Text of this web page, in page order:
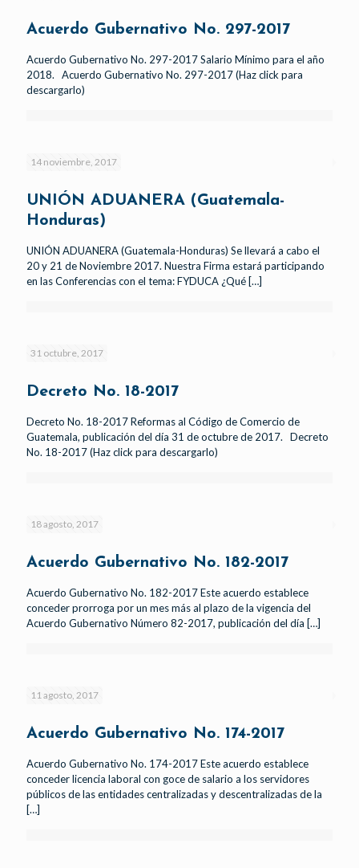
Acuerdo Gubernativo No. 297-2017
Acuerdo Gubernativo No. 297-2017 Salario Mínimo para el año
2018. Acuerdo Gubernativo No. 297-2017 (Haz click para
descargarlo)
14 noviembre, 2017
UNIÓN ADUANERA (Guatemala-
Honduras)
UNIÓN ADUANERA (Guatemala-Honduras) Se llevará a cabo el
20 y 21 de Noviembre 2017. Nuestra Firma estará participando
en las Conferencias con el tema: FYDUCA ¿Qué […]
31 octubre, 2017
Decreto No. 18-2017
Decreto No. 18-2017 Reformas al Código de Comercio de
Guatemala, publicación del día 31 de octubre de 2017. Decreto
No. 18-2017 (Haz click para descargarlo)
18 agosto, 2017
Acuerdo Gubernativo No. 182-2017
Acuerdo Gubernativo No. 182-2017 Este acuerdo establece
conceder prorroga por un mes más al plazo de la vigencia del
Acuerdo Gubernativo Número 82-2017, publicación del día […]
11 agosto, 2017
Acuerdo Gubernativo No. 174-2017
Acuerdo Gubernativo No. 174-2017 Este acuerdo establece
conceder licencia laboral con goce de salario a los servidores
públicos de las entidades centralizadas y descentralizadas de la
[…]